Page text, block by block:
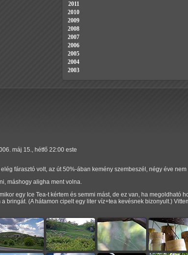
máj 15., hétfő 22:00 este
fárasztó volt, az út 50%-ában kemény szembeszél, négy éve
máshogy aligha ment volna.
egy Ice Tea-t kértem és semmi mást, de ez van, ha megoldható
bringát. (A hátamon cipelt egy liter víz+tea kevésnek bizonyult.)
2011
2010
2009
2008
2007
2006
2005
2004
2003